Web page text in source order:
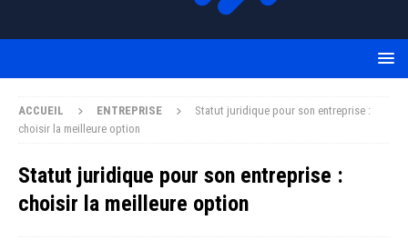
ACCUEIL ENTREPRISE
Statut juridique pour son entreprise :
choisir la meilleure option
Statut juridique pour son entreprise :
choisir la meilleure option